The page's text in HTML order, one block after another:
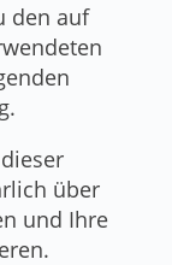
den auf
über
und Ihre